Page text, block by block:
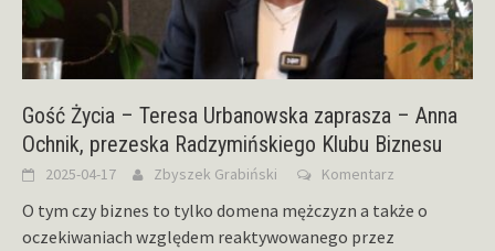
Gość Życia – Teresa Urbanowska zaprasza – Anna
Ochnik, prezeska Radzymińskiego Klubu Biznesu
2025-04-17 Zbyszek Grabiński Komentarz
O tym czy biznes to tylko domena mężczyzn a także o
oczekiwaniach względem reaktywowanego przez